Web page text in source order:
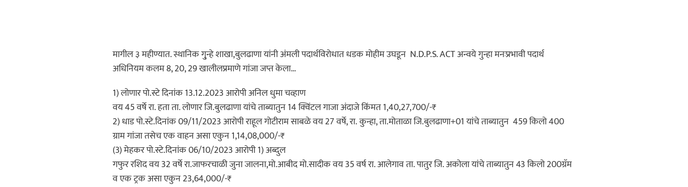
मागील ३ महीण्यात. स्थानिक गु्न्हे शाखा,बुलढाणा यांनी अंमली पदार्थविरोधात धडक मोहीम उघडून N.D.P.S. ACT अन्वये गुन्हा मनःप्रभावी पदार्थ
अधिनियम कलम 8, 20, 29 खालीलप्रमाणे गांजा जप्त केला…
1) लोणार पो.स्टे दिनांक 13.12.2023 आरोपी अनिल धुमा चव्हाण
वय 45 वर्षे रा. हता ता. लोणार जि.बुलढाणा यांचे ताब्यातुन 14 क्विंटल गाजा अंदाजे किंमत 1,40,27,700/-₹
2) धाड पो.स्टे.दिनांक 09/11/2023 आरोपी राहूल गोटीराम साबळे वय 27 वर्षे, रा. कुन्हा, ता.मोताळा जि.बुलढाणा+01 यांचे ताब्यातुन 459 किलो 400
ग्राम गांजा तसेच एक वाहन असा एकुन 1,14,08,000/-₹
(3) मेहकर पो.स्टे.दिनांक 06/10/2023 आरोपी 1) अब्दुल
गफुर रशिद वय 32 वर्षे रा.जाफरचाळी जुना जालना,मो.आबीद मो.सादीक वय 35 वर्ष रा. आलेगाव ता. पातुर जि. अकोला यांचे ताब्यातुन 43 किलो 200ग्रॅम
व एक ट्रक असा एकुन 23,64,000/-₹